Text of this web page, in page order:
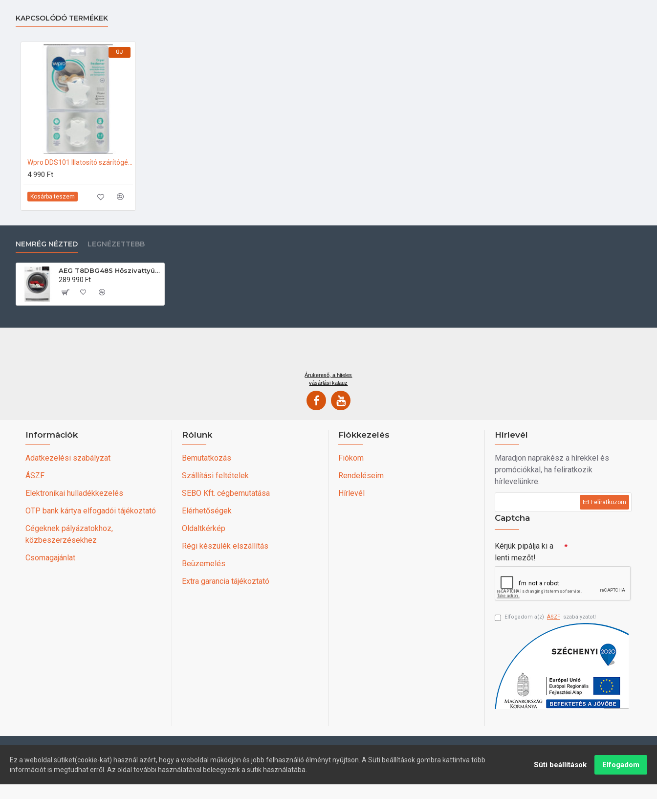
KAPCSOLÓDÓ TERMÉKEK
ÚJ
4 990 Ft
Kosárba teszem
NEMRÉG NÉZTED LEGNÉZETTEBB
AEG T8DBG48S Hőszivattyús szárítógép
289 990 Ft
Árukereső, a hiteles
vásárlási kalauz
Információk
Adatkezelési szabályzat
ÁSZF
Elektronikai hulladékkezelés
OTP bank kártya elfogadói tájékoztató
Cégeknek pályázatokhoz,
közbeszerzésekhez
Csomagajánlat
Rólunk
Bemutatkozás
Szállítási feltételek
SEBO Kft. cégbemutatása
Elérhetőségek
Oldaltkérkép
Régi készülék elszállítás
Beüzemelés
Extra garancia tájékoztató
Fiókkezelés
Fiókom
Rendeléseim
Hírlevél
Hírlevél
Maradjon naprakész a hírekkel és
promóciókkal, ha feliratkozik
hírlevelünkre.
Felíratkozom
Captcha
Kérjük pipálja ki a
lenti mezőt!
Elfogadom a(z) ÁSZF szabályzatot!
Ez a weboldal sütiket(cookie-kat) használ azért, hogy a weboldal működjön és jobb felhasználió élményt nyújtson. A Süti beállítások gombra kattintva több
információt is megtudhat erről. Az oldal további használatával beleegyezik a sütik használatába.
Süti beállítások Elfogadom